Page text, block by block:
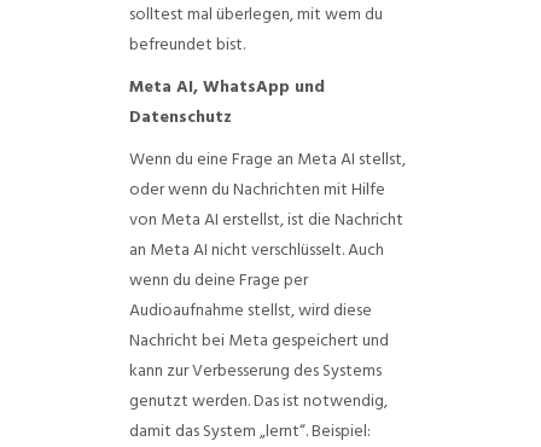
solltest mal überlegen, mit wem du
befreundet bist.
Meta AI, WhatsApp und
Datenschutz
Wenn du eine Frage an Meta AI stellst,
oder wenn du Nachrichten mit Hilfe
von Meta AI erstellst, ist die Nachricht
an Meta AI nicht verschlüsselt. Auch
wenn du deine Frage per
Audioaufnahme stellst, wird diese
Nachricht bei Meta gespeichert und
kann zur Verbesserung des Systems
genutzt werden. Das ist notwendig,
damit das System „lernt“. Beispiel: